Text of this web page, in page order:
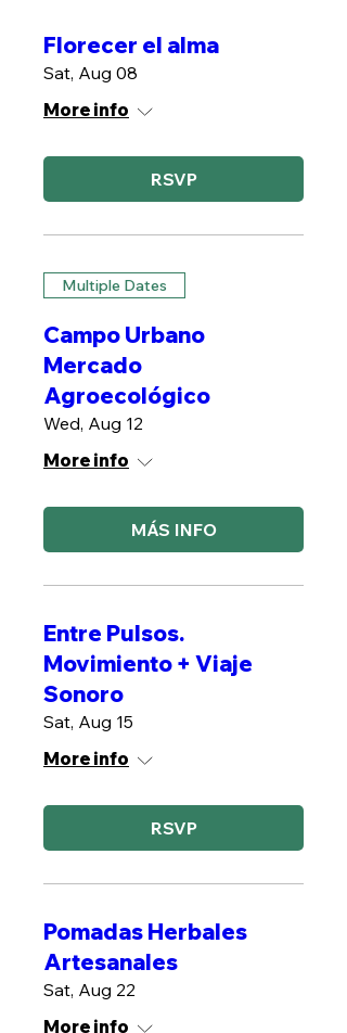
Florecer el alma
Sat, Aug 08
More info
RSVP
Multiple Dates
Campo Urbano
Mercado
Agroecológico
Wed, Aug 12
More info
MÁS INFO
Entre Pulsos.
Movimiento + Viaje
Sonoro
Sat, Aug 15
More info
RSVP
Pomadas Herbales
Artesanales
Sat, Aug 22
More info